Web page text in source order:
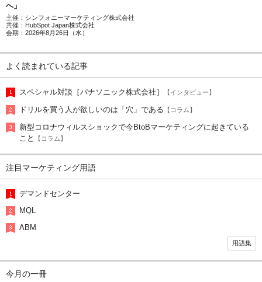
へ」
主催：シンフォニーマーケティング株式会社
共催：HubSpot Japan株式会社
会期：2026年8月26日（水）
よく読まれている記事
スペシャル対談［パナソニック株式会社］ 【インタビュー】
ドリルを買う人が欲しいのは「穴」である 【コラム】
新型コロナウィルスショックで今BtoBマーケティングに起きている
こと
【コラム】
注目マーケティング用語
デマンドセンター
MQL
ABM
用語集
今月の一冊